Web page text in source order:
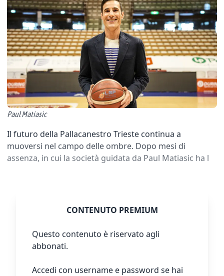
Paul Matiasic
Il futuro della Pallacanestro Trieste continua a
muoversi nel campo delle ombre. Dopo mesi di
assenza, in cui la società guidata da Paul Matiasic ha l
CONTENUTO PREMIUM
Questo contenuto è riservato agli
abbonati.
Accedi con username e password se hai